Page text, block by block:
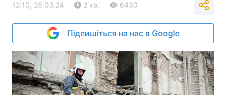
12:10, 25.03.24 2 хв. 6430
Підпишіться на нас в Google